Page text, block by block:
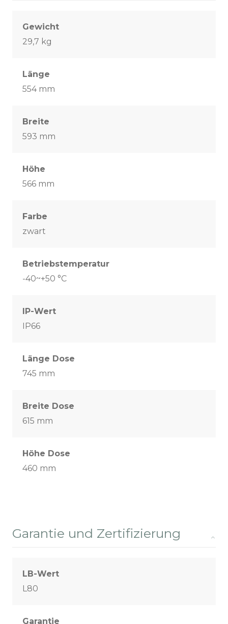
Gewicht
29,7 kg
Länge
554 mm
Breite
593 mm
Höhe
566 mm
Farbe
zwart
Betriebstemperatur
-40~+50 °C
IP-Wert
IP66
Länge Dose
745 mm
Breite Dose
615 mm
Höhe Dose
460 mm
Garantie und Zertifizierung
LB-Wert
L80
Garantie